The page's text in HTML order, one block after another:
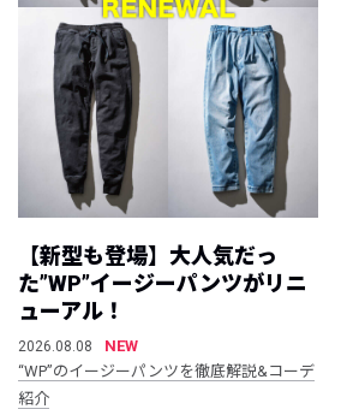
【新型も登場】大人気だっ
た”WP”イージーパンツがリニ
ューアル！
2026.08.08
NEW
“WP”のイージーパンツを徹底解説&コーデ
紹介